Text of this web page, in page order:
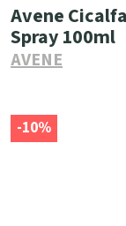
Avene
Spray 100ml
AVENE
-10%